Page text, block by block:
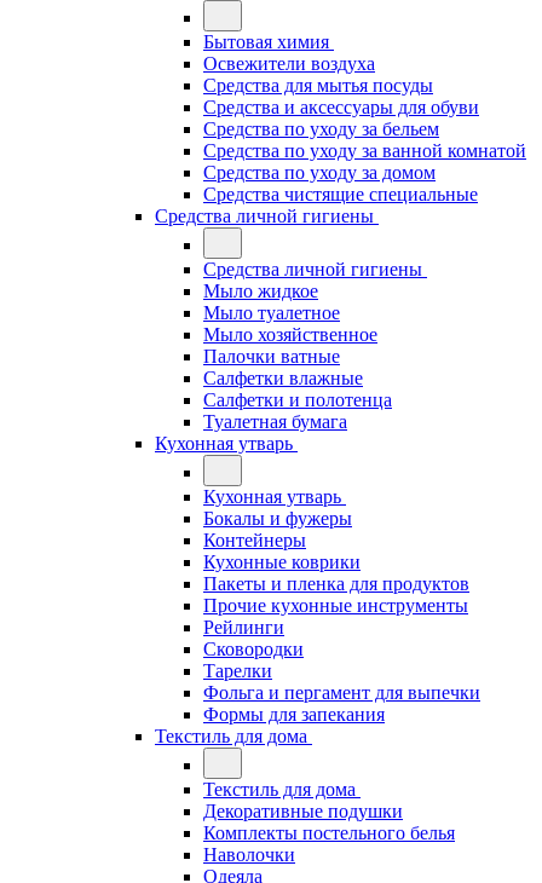
Бытовая химия
Освежители воздуха
Средства для мытья посуды
Средства и аксессуары для обуви
Средства по уходу за бельем
Средства по уходу за ванной комнатой
Средства по уходу за домом
Средства чистящие специальные
Средства личной гигиены
Средства личной гигиены
Мыло жидкое
Мыло туалетное
Мыло хозяйственное
Палочки ватные
Салфетки влажные
Салфетки и полотенца
Туалетная бумага
Кухонная утварь
Кухонная утварь
Бокалы и фужеры
Контейнеры
Кухонные коврики
Пакеты и пленка для продуктов
Прочие кухонные инструменты
Рейлинги
Сковородки
Тарелки
Фольга и пергамент для выпечки
Формы для запекания
Текстиль для дома
Текстиль для дома
Декоративные подушки
Комплекты постельного белья
Наволочки
Одеяла